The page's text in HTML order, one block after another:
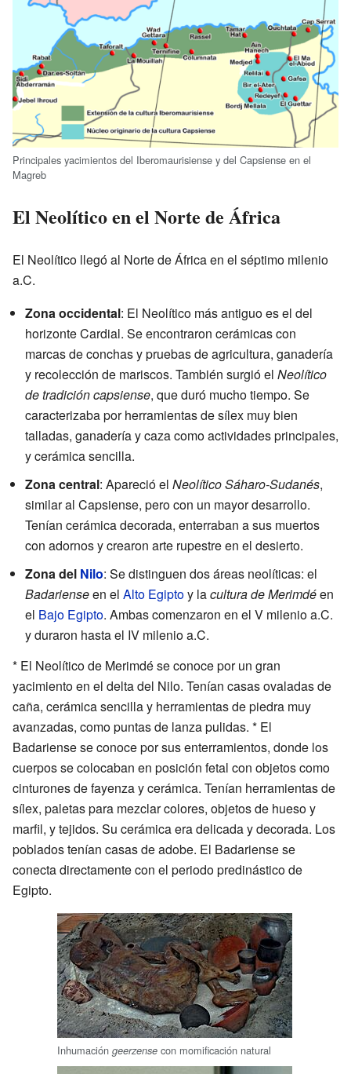
Principales yacimientos del Iberomaurisiense y del Capsiense en el
Magreb
El Neolítico en el Norte de África
El Neolítico llegó al Norte de África en el séptimo milenio
a.C.
Zona occidental: El Neolítico más antiguo es el del
horizonte Cardial. Se encontraron cerámicas con
marcas de conchas y pruebas de agricultura, ganadería
y recolección de mariscos. También surgió el Neolítico
de tradición capsiense, que duró mucho tiempo. Se
caracterizaba por herramientas de sílex muy bien
talladas, ganadería y caza como actividades principales,
y cerámica sencilla.
Zona central: Apareció el Neolítico Sáharo-Sudanés,
similar al Capsiense, pero con un mayor desarrollo.
Tenían cerámica decorada, enterraban a sus muertos
con adornos y crearon arte rupestre en el desierto.
Zona del Nilo: Se distinguen dos áreas neolíticas: el
Badarienseen el Alto Egiptoy lacultura de Merimdéen
el Bajo Egipto. Ambas comenzaron en el V milenio a.C.
y duraron hasta el IV milenio a.C.
* El Neolítico de Merimdé se conoce por un gran
yacimiento en el delta del Nilo. Tenían casas ovaladas de
caña, cerámica sencilla y herramientas de piedra muy
avanzadas, como puntas de lanza pulidas. * El
Badariense se conoce por sus enterramientos, donde los
cuerpos se colocaban en posición fetal con objetos como
cinturones de fayenza y cerámica. Tenían herramientas de
sílex, paletas para mezclar colores, objetos de hueso y
marfil, y tejidos. Su cerámica era delicada y decorada. Los
poblados tenían casas de adobe. El Badariense se
conecta directamente con el periodo predinástico de
Egipto.
Inhumación geerzense con momificación natural